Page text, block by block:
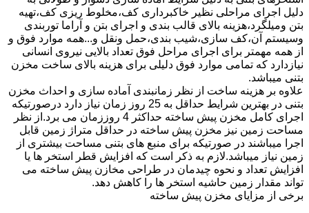
دلیل اجرای مراحلی نظیر خاکبرداری کف،مخلوط ریزی کف،تهیه
بتن ومیلگرد،هزینه بالای قالب بندی و اجرای بتن و آراما توربندی
وسیستم آن،کف سازی،شیب بندی،حمل ونقل و...همه موارد فوق و
از همه مهمتر برای اجرای مراحل فوق تعداد بالایی نیروی انسانی
نیازدارد که تمامی موارد فوق دلیلی برای هزینه بالای ساخت مخزن
بتنی میباشد.
علاوه بر هزینه ساخت از نظر زمانبندی آماده سازی و احداث مخزن
بتنی در بهترین شرایط حداقل به 25 روز زمان نیاز دارد درصورتیکه
اجرای کامل مخزن پیش ساخته حداکثر 4 روززمان می برد.از نظر
مساحت زمین نیز مخزن پیش ساخته در حداقل متراژ زمین قابل
اجرا میباشند در صورتیکه برای منبع های بتنی مساحت بیشتری از
زمین نیاز میباشد.لازم به ذکر است که افزایش قطر استخر ها یا
افزایش تعداد و نحوه چیدمان در طراحی مخازن پیش ساخته می
تواند مقدار زمین حاشیه استخر ها را کاهش دهد.
برخی از مزایای مخزن پیش ساخته